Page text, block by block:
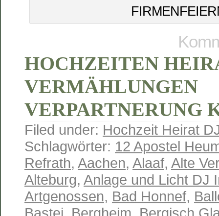
HOCHZEITEN
VERMÄHLUNGEN
VERPARTNERUNG
Filed under: Hochzeit Heirat
Schlagwörter: 12 Apostel
Refrath, Aachen, Alaaf, Alte
Alteburg, Anlage und Licht DJ
Artgenossen, Bad Honnef,